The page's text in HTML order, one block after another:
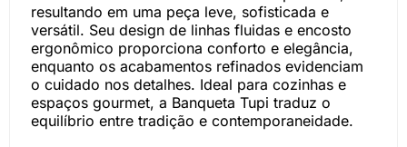
resultando em uma peça leve, sofisticada e
versátil. Seu design de linhas fluidas e encosto
ergonômico proporciona conforto e elegância,
enquanto os acabamentos refinados evidenciam
o cuidado nos detalhes. Ideal para cozinhas e
espaços gourmet, a Banqueta Tupi traduz o
equilíbrio entre tradição e contemporaneidade.